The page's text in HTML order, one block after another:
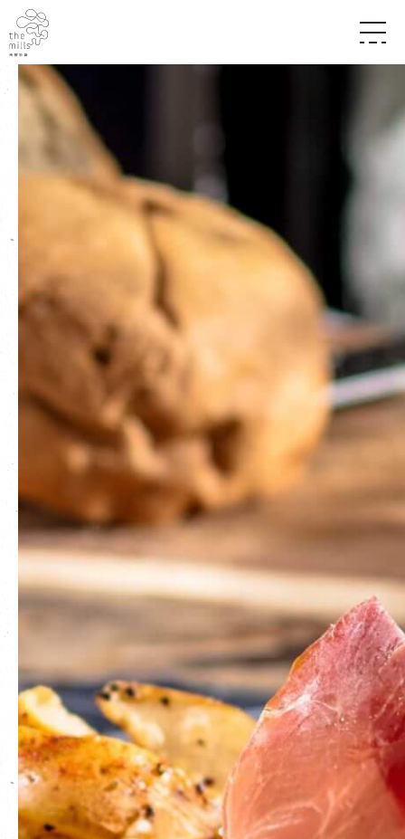
關於南豐紗廠
願景
三大支柱
媒體中心
聯絡我們
店堂指南
餐飲
活動場地
所有活動
世界之約
CHAT六廠
南豐作坊
其他體驗
到訪我們
開放時間及位置
穿梭巴士服務
停車場
|簡